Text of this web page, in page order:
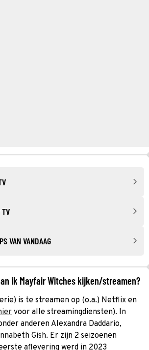
TV
VAN VANDAAG
ik Mayfair Witches kijken/streamen?
is te streamen op (o.a.) Netflix en
voor alle streamingdiensten). In
anderen Alexandra Daddario,
Gish. Er zijn 2 seizoenen
aflevering werd in 2023